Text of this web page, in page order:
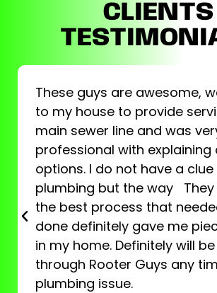
CLIENTS
These guys are awesome,
to my house to provide
main sewer line and was
professional with explaining
options. I do not have a
plumbing but the way They
the best process that
done definitely gave me
in my home. Definitely will
through Rooter Guys any
plumbing issue.